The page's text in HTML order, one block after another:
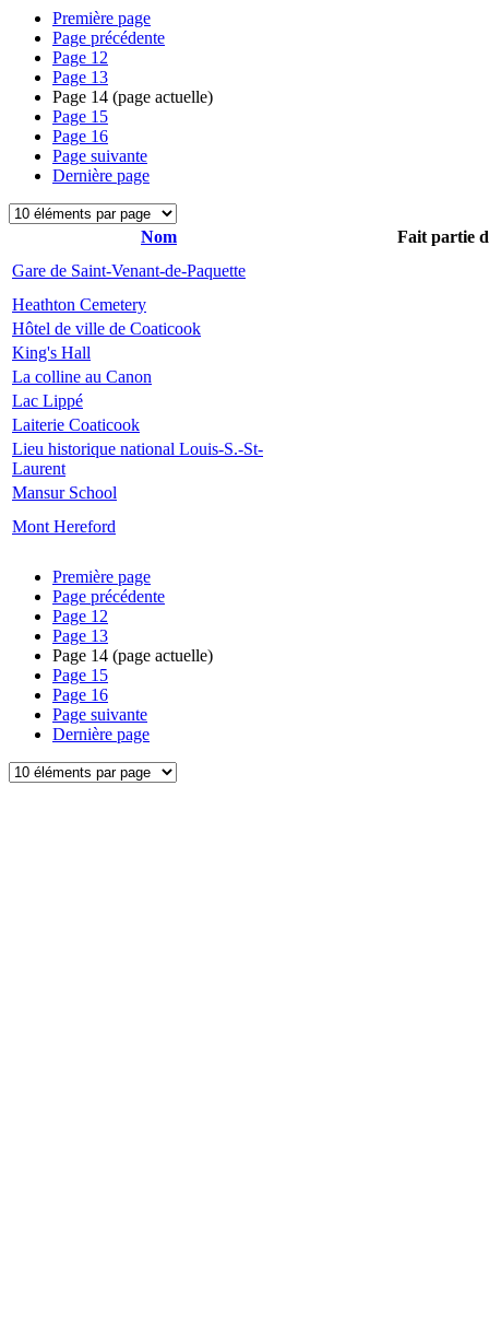
Première page
Page précédente
Page 12
Page 13
Page 14 (page actuelle)
Page 15
Page 16
Page suivante
Dernière page
Nom
Fait partie
Gare de Saint-Venant-de-Paquette
Heathton Cemetery
Hôtel de ville de Coaticook
King's Hall
La colline au Canon
Lac Lippé
Laiterie Coaticook
Lieu historique national Louis-S.-St-
Laurent
Mansur School
Mont Hereford
Première page
Page précédente
Page 12
Page 13
Page 14 (page actuelle)
Page 15
Page 16
Page suivante
Dernière page